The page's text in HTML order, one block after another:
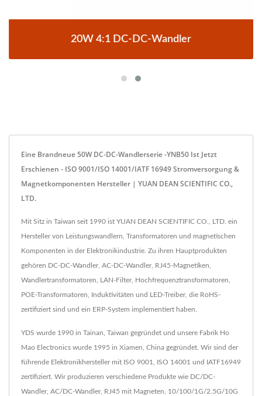
20W 4:1 DC-DC-Wandler
Eine Brandneue 50W DC-DC-Wandlerserie -YNB50 Ist Jetzt
Erschienen - ISO 9001/ISO 14001/IATF 16949 Stromversorgung &
Magnetkomponenten Hersteller | YUAN DEAN SCIENTIFIC CO.,
LTD.
Mit Sitz in Taiwan seit 1990 ist YUAN DEAN SCIENTIFIC CO., LTD. ein
Hersteller von Leistungswandlern, Transformatoren und magnetischen
Komponenten in der Elektronikindustrie. Zu ihren Hauptprodukten
gehören DC-DC-Wandler, AC-DC-Wandler, RJ45-Magnetiken,
Wandlertransformatoren, LAN-Filter, Hochfrequenztransformatoren,
POE-Transformatoren, Induktivitäten und LED-Treiber, die RoHS-
zertifiziert sind und ein ERP-System implementiert haben.
YDS wurde 1990 in Tainan, Taiwan gegründet und unsere Fabrik Ho
Mao Electronics wurde 1995 in Xiamen, China gegründet. Wir sind der
führende Elektronikhersteller mit ISO 9001, ISO 14001 und IATF16949
zertifiziert. Wir produzieren verschiedene Produkte wie DC/DC-
Wandler, AC/DC-Wandler, RJ45 mit Magneten, 10/100/1G/2.5G/10G